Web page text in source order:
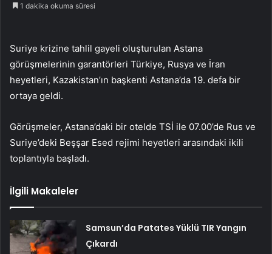
1 dakika okuma süresi
Suriye krizine tahlil gayeli oluşturulan Astana
görüşmelerinin garantörleri Türkiye, Rusya ve İran
heyetleri, Kazakistan’ın başkenti Astana’da 19. defa bir
ortaya geldi.
Görüşmeler, Astana’daki bir otelde TSİ ile 07.00’de Rus ve
Suriye’deki Beşşar Esed rejimi heyetleri arasındaki ikili
toplantıyla başladı.
İlgili Makaleler
Samsun’da Patates Yüklü TIR Yangın
Çıkardı